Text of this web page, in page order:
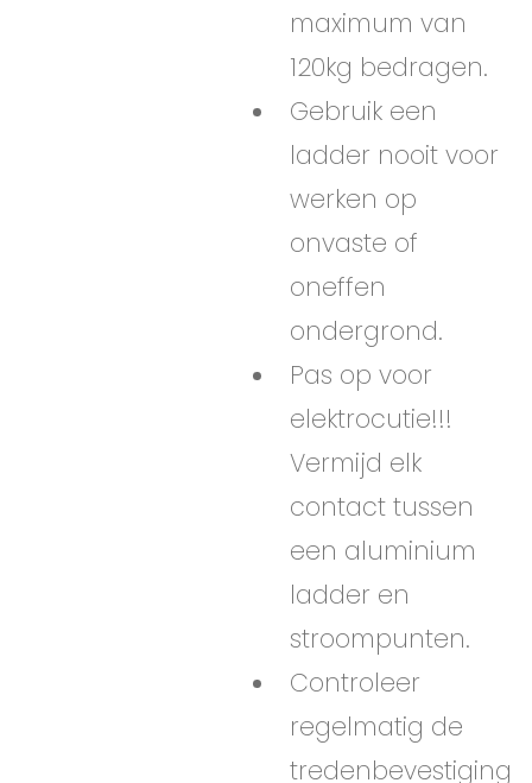
maximum van
120kg bedragen.
Gebruik een
ladder nooit voor
werken op
onvaste of
oneffen
ondergrond.
Pas op voor
elektrocutie!!!
Vermijd elk
contact tussen
een aluminium
ladder en
stroompunten.
Controleer
regelmatig de
tredenbevestiging